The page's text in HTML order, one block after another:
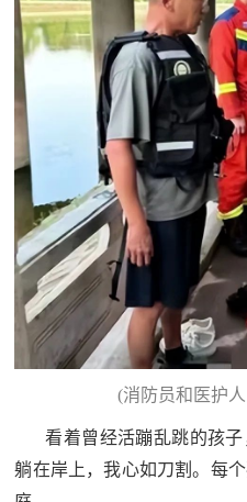
(消防员和医护
看着曾经活蹦乱跳的孩
躺在岸上，我心如刀割。每